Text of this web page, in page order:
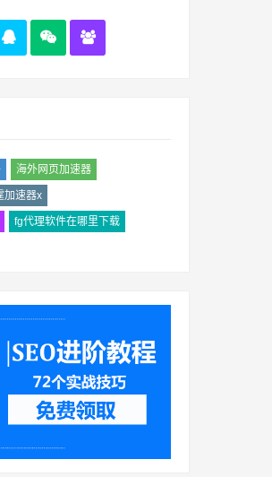
海外网页加速器
加速器x
fg代理软件在哪里下载